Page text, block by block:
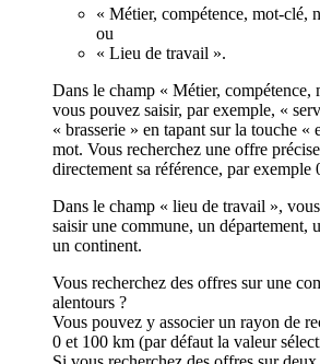
« Métier, compétence, mot-clé,
ou
« Lieu de travail ».
Dans le champ « Métier, compétence,
vous pouvez saisir, par exemple, «
« brasserie » en tapant sur la touche «
mot. Vous recherchez une offre
directement sa référence, par
Dans le champ « lieu de travail »,
saisir une commune, un département,
un continent.
Vous recherchez des offres sur une
alentours ?
Vous pouvez y associer un rayon de
0 et 100 km (par défaut la valeur